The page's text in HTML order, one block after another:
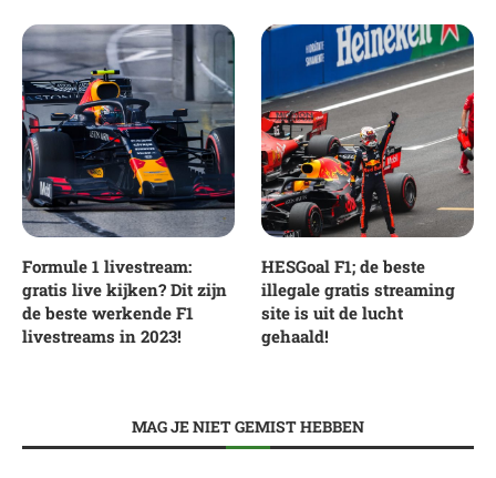
Formule 1 livestream:
gratis live kijken? Dit zijn
de beste werkende F1
livestreams in 2023!
HESGoal F1; de beste
illegale gratis streaming
site is uit de lucht
gehaald!
MAG JE NIET GEMIST HEBBEN